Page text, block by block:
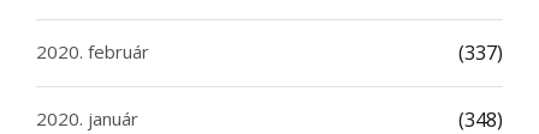
2020. február (337)
2020. január (348)